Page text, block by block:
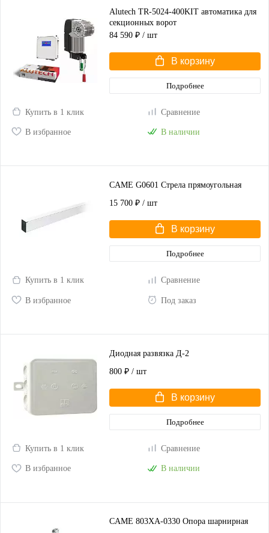
Alutech TR-5024-400KIT автоматика для
секционных ворот
84 590 ₽ / шт
В корзину
Подробнее
Купить в 1 клик Сравнение
В избранное В наличии
CAME G0601 Стрела прямоугольная
15 700 ₽ / шт
В корзину
Подробнее
Купить в 1 клик Сравнение
В избранное Под заказ
Диодная развязка Д-2
800 ₽ / шт
В корзину
Подробнее
Купить в 1 клик Сравнение
В избранное В наличии
CAME 803XA-0330 Опора шарнирная